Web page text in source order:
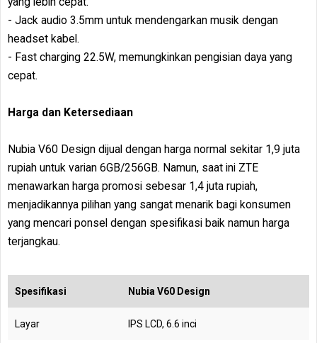
- Jack audio 3.5mm untuk mendengarkan musik dengan
headset kabel.
- Fast charging 22.5W, memungkinkan pengisian daya yang
cepat.
Harga dan Ketersediaan
Nubia V60 Design dijual dengan harga normal sekitar 1,9 juta
rupiah untuk varian 6GB/256GB. Namun, saat ini ZTE
menawarkan harga promosi sebesar 1,4 juta rupiah,
menjadikannya pilihan yang sangat menarik bagi konsumen
yang mencari ponsel dengan spesifikasi baik namun harga
terjangkau.
Spesifikasi Nubia V60 Design
Layar IPS LCD, 6.6 inci